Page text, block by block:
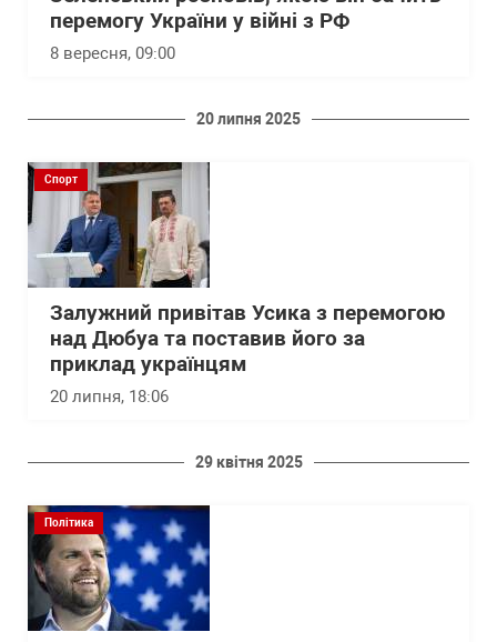
перемогу України у війні з РФ
8 вересня, 09:00
20 липня 2025
Спорт
Залужний привітав Усика з перемогою
над Дюбуа та поставив його за
приклад українцям
20 липня, 18:06
29 квітня 2025
Політика